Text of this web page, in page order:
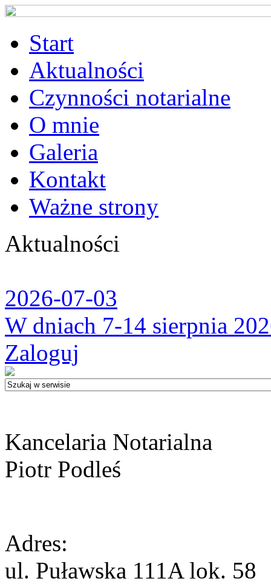
Start
Aktualności
Czynności notarialne
O mnie
Galeria
Kontakt
Ważne strony
Aktualności
2026-07-03
W dniach 7-14 sierpnia
Zaloguj
Kancelaria Notarialna
Piotr Podleś
Adres:
ul. Puławska 111A lok. 58